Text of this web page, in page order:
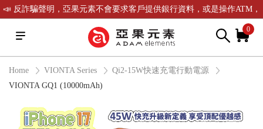
📣 反詐騙聲明，亞果元素不會要求客戶提供銀行資料，或是操作ATM，
可致電(02)-2738-9900聯繫我們或是165反詐騙電話查證！ 0
Home VIONTA Series
Qi2-15W快速充電行動電源
VIONTA GQ1 (10000mAh)